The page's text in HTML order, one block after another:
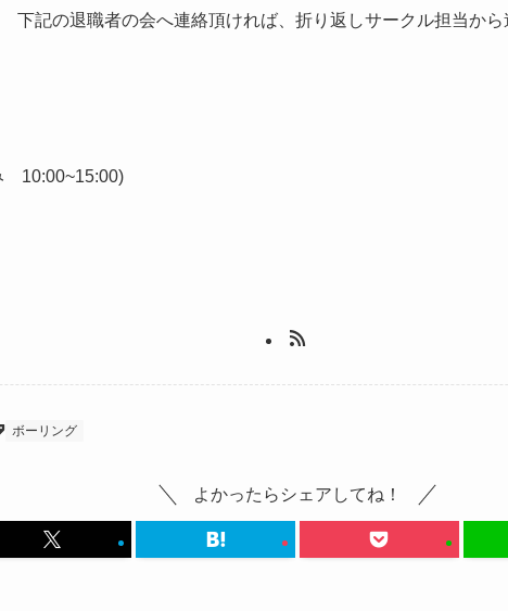
記の退職者の会へ連絡頂ければ、折り返しサークル担当から
10:00~15:00)
ボーリング
よかったらシェアしてね！